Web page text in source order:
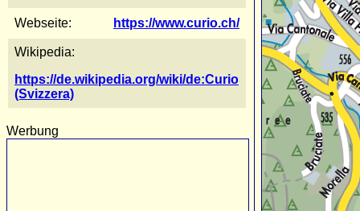
Webseite: https://www.curio.ch/
Wikipedia:
https://de.wikipedia.org/wiki/de:Curio
(Svizzera)
Werbung